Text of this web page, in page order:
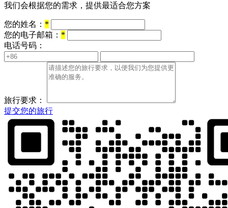
我们会根据您的需求，提供最适合您方案
您的姓名： *
您的电子邮箱： *
电话号码：
旅行要求：
提交您的旅行